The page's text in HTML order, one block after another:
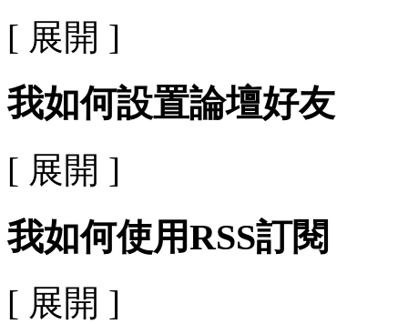
[ 展開 ]
我如何設置論壇好友
[ 展開 ]
我如何使用RSS訂閱
[ 展開 ]